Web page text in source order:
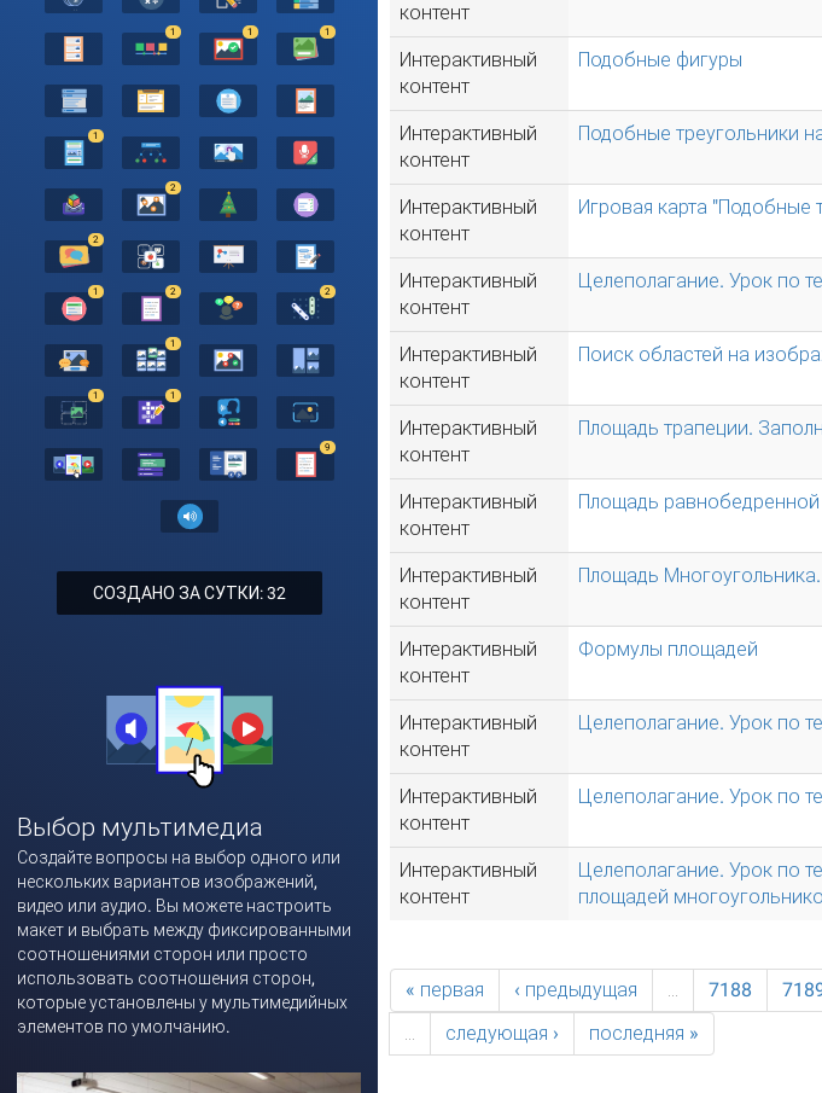
1 1 1
1
2
2
1 2 2
1
1 1
9
СОЗДАНО ЗА СУТКИ: 32
Выбор мультимедиа
Создайте вопросы на выбор одного или
нескольких вариантов изображений,
видео или аудио. Вы можете настроить
макет и выбрать между фиксированными
соотношениями сторон или просто
использовать соотношения сторон,
которые установлены у мультимедийных
элементов по умолчанию.
контент
Интерактивный
контент
Подобные фигуры
Интерактивный
контент
Подобные треугольники
Интерактивный
контент
Игровая карта "Подобные
Интерактивный
контент
Целеполагание. Урок по
Интерактивный
контент
Поиск областей на
Интерактивный
контент
Площадь трапеции.
Интерактивный
контент
Площадь равнобедренной
Интерактивный
контент
Площадь
Интерактивный
контент
Формулы площадей
Интерактивный
контент
Целеполагание. Урок по
Интерактивный
контент
Целеполагание. Урок по
Интерактивный
контент
Целеполагание. Урок по
площадей
« первая ‹ предыдущая … 7188
…
следующая › последняя »